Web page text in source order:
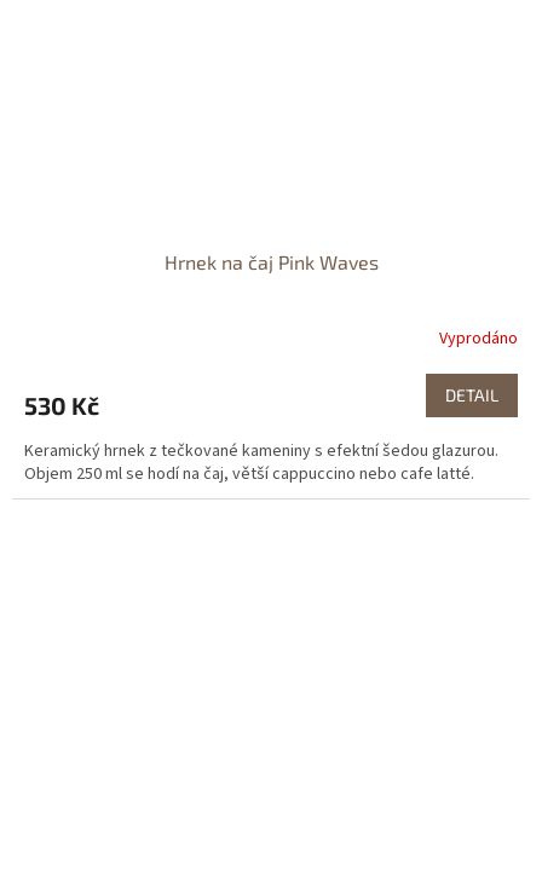
Hrnek na čaj Pink Waves
Vyprodáno
530 Kč DETAIL
Keramický hrnek z tečkované kameniny s efektní šedou glazurou.
Objem 250 ml se hodí na čaj, větší cappuccino nebo cafe latté.